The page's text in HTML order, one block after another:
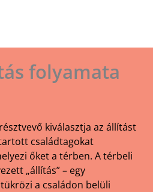
folyamata
kiválasztja az állítást
családtagokat
őket a térben. A térbeli
„állítás” – egy
a családon belüli